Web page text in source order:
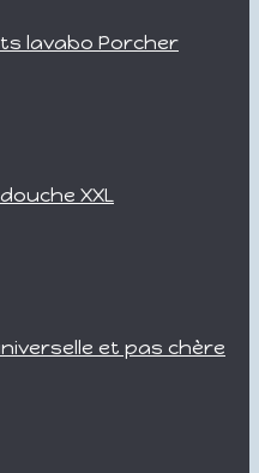
lavabo Porcher
XXL
et pas chère